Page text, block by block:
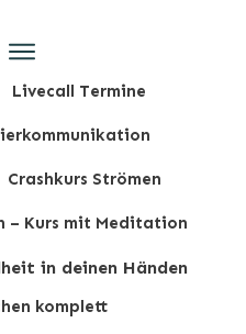
Livecall Termine
Crashkurs Strömen
– Kurs mit Meditation
in deinen Händen
komplett